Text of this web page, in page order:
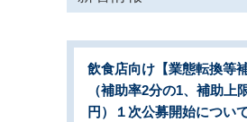
飲食店向け【業態転換等補
（補助率2分の1、補助上
円）１次公募開始につい